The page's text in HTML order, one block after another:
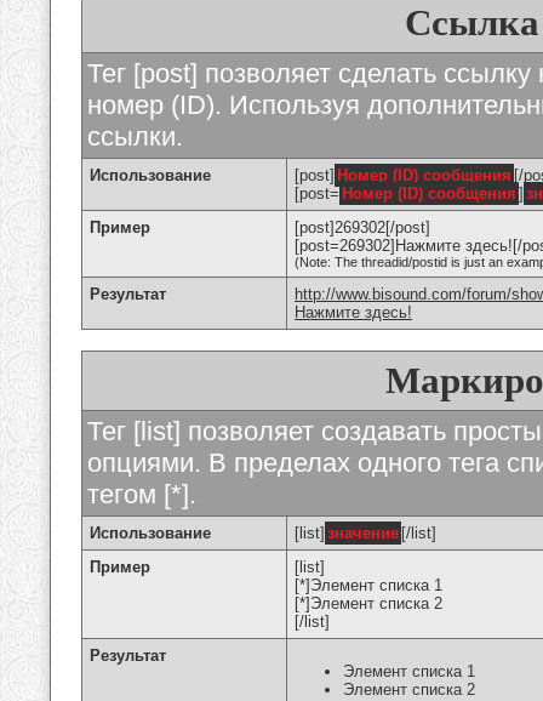
Ссылка
Тег [post] позволяет сделать
номер (ID). Используя
ссылки.
Использование [post] Номер (ID) сообщения [/
[post= Номер (ID) сообщения ]
Пример
[post]269302[/post]
[post=269302]Нажмите здесь![/
(Note: The threadid/postid is just an
Результат
http://www.bisound.com/forum/
Нажмите здесь!
Тег [list] позволяет создавать
опциями. В пределах одного тега
тегом [*].
Использование [list] значение [/list]
Пример
[list]
[*]Элемент списка 1
[*]Элемент списка 2
[/list]
Результат
Элемент списка 1
Элемент списка 2